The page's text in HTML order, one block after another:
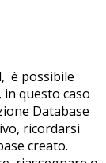
è possibile
questo caso
Database
ricordarsi
creato.